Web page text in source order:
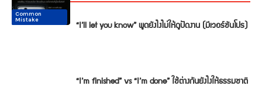
Conversation “I’ll let you know” พูดยังไงไม่ให้ดูปัดงาน (มีเวอร์ชันโปร)
Conversation
“I’m finished” vs “I’m done” ใช้ต่างกันยังไงให้ธรรมชาติ
Conversation
Conversation
Common
Mistake
Common
Mistake